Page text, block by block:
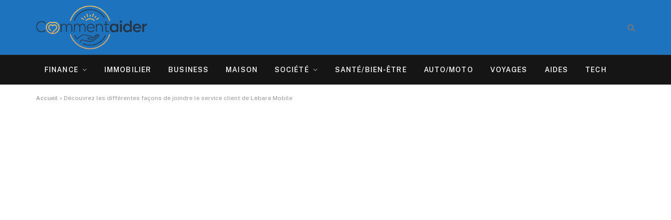
FINANCE IMMOBILIER BUSINESS MAISON SOCIÉTÉ SANTÉ/BIEN-ÊTRE AUTO/MOTO VOYAGES AIDES TECH
Accueil » Découvrez les différentes façons de joindre le service client de Lebara Mobile